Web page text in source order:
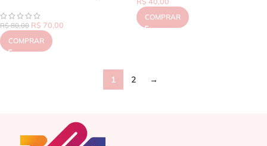
R$80,00 R$ 70,00
COMPRAR
COMPRAR
1 2 →